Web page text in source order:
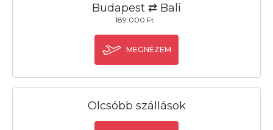
Budapest ⇄ Bali
189.000 Ft
MEGNÉZEM
Olcsóbb szállások